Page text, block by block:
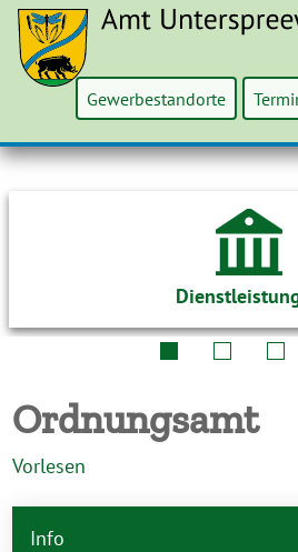
Gewerbestandorte
Ordnungsamt
Vorlesen
Info